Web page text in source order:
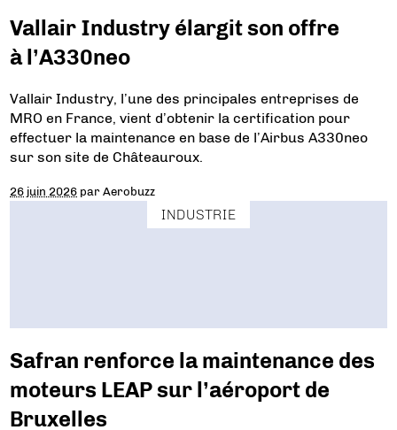
Vallair Industry élargit son offre
à l’A330neo
Vallair Industry, l’une des principales entreprises de
MRO en France, vient d’obtenir la certification pour
effectuer la maintenance en base de l’Airbus A330neo
sur son site de Châteauroux.
26 juin 2026 parAerobuzz
INDUSTRIE
Safran renforce la maintenance des
moteurs LEAP sur l’aéroport de
Bruxelles